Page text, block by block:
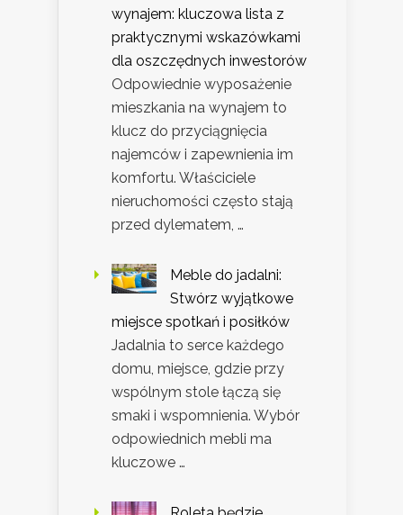
wynajem: kluczowa lista z
praktycznymi wskazówkami
dla oszczędnych inwestorów
Odpowiednie wyposażenie
mieszkania na wynajem to
klucz do przyciągnięcia
najemców i zapewnienia im
komfortu. Właściciele
nieruchomości często stają
przed dylematem, …
Meble do jadalni:
Stwórz wyjątkowe
miejsce spotkań i posiłków
Jadalnia to serce każdego
domu, miejsce, gdzie przy
wspólnym stole łączą się
smaki i wspomnienia. Wybór
odpowiednich mebli ma
kluczowe …